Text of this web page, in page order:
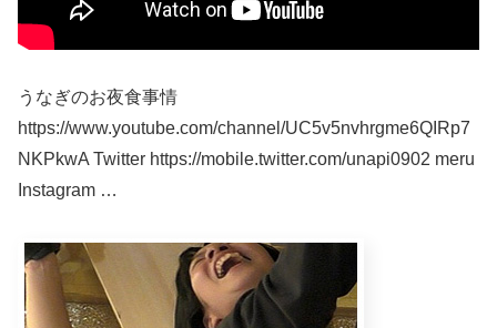
うなぎのお夜食事情
https://www.youtube.com/channel/UC5v5nvhrgme6QIRp7
NKPkwA Twitter https://mobile.twitter.com/unapi0902 meru
Instagram …